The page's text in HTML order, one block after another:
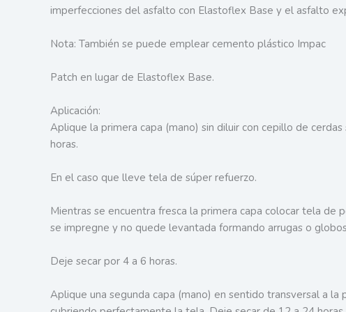
imperfecciones del asfalto con Elastoflex Base y el asfalto
Nota: También se puede emplear cemento plástico Impac
Patch en lugar de Elastoflex Base.
Aplicación:
Aplique la primera capa (mano) sin diluir con cepillo de
horas.
En el caso que lleve tela de súper refuerzo.
Mientras se encuentra fresca la primera capa colocar tela
se impregne y no quede levantada formando arrugas o
Deje secar por 4 a 6 horas.
Aplique una segunda capa (mano) en sentido transversal a